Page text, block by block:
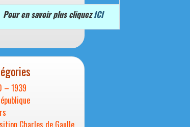
Pour en savoir plus cliquezICI
– 1939